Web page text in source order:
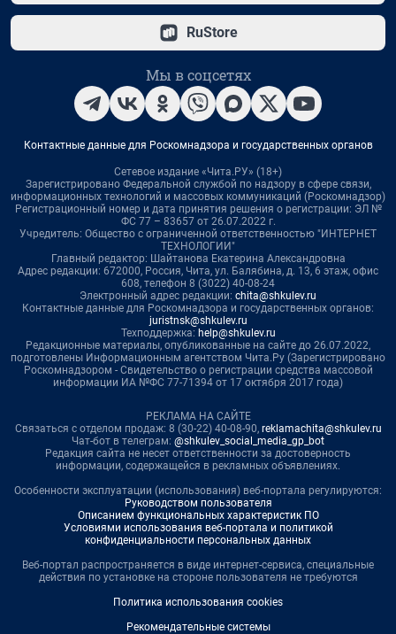
RuStore
Мы в соцсетях
Контактные данные для Роскомнадзора и государственных органов
Сетевое издание «Чита.РУ» (18+)
Зарегистрировано Федеральной службой по надзору в сфере связи,
информационных технологий и массовых коммуникаций (Роскомнадзор)
Регистрационный номер и дата принятия решения о регистрации: ЭЛ №
ФС 77 – 83657 от 26.07.2022 г.
Учредитель: Общество с ограниченной ответственностью "ИНТЕРНЕТ
ТЕХНОЛОГИИ"
Главный редактор: Шайтанова Екатерина Александровна
Адрес редакции: 672000, Россия, Чита, ул. Балябина, д. 13, 6 этаж, офис
608, телефон 8 (3022) 40-08-24
Электронный адрес редакции: chita@shkulev.ru
Контактные данные для Роскомнадзора и государственных органов:
juristnsk@shkulev.ru
Техподдержка: help@shkulev.ru
Редакционные материалы, опубликованные на сайте до 26.07.2022,
подготовлены Информационным агентством Чита.Ру (Зарегистрировано
Роскомнадзором - Свидетельство о регистрации средства массовой
информации ИА №ФС 77-71394 от 17 октября 2017 года)
РЕКЛАМА НА САЙТЕ
Связаться с отделом продаж: 8 (30-22) 40-08-90, reklamachita@shkulev.ru
Чат-бот в телеграм: @shkulev_social_media_gp_bot
Редакция сайта не несет ответственности за достоверность
информации, содержащейся в рекламных объявлениях.
Особенности эксплуатации (использования) веб-портала регулируются:
Руководством пользователя
Описанием функциональных характеристик ПО
Условиями использования веб-портала и политикой
конфиденциальности персональных данных
Веб-портал распространяется в виде интернет-сервиса, специальные
действия по установке на стороне пользователя не требуются
Политика использования cookies
Рекомендательные системы